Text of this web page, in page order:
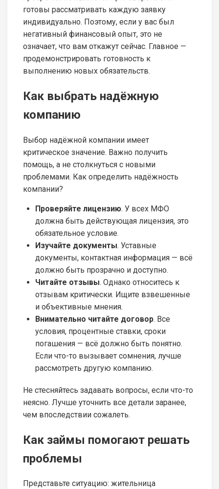
готовы рассматривать каждую заявку
индивидуально. Поэтому, если у вас был
негативный финансовый опыт, это не
означает, что вам откажут сейчас. Главное —
продемонстрировать готовность к
выполнению новых обязательств.
Как выбрать надёжную
компанию
Выбор надёжной компании имеет
критическое значение. Важно получить
помощь, а не столкнуться с новыми
проблемами. Как определить надёжность
компании?
Проверяйте лицензию. У всех МФО
должна быть действующая лицензия, это
обязательное условие.
Изучайте документы. Уставные
документы, контактная информация — всё
должно быть прозрачно и доступно.
Читайте отзывы. Однако относитесь к
отзывам критически. Ищите взвешенные
и объективные мнения.
Внимательно читайте договор. Все
условия, процентные ставки, сроки
погашения — всё должно быть понятно.
Если что-то вызывает сомнения, лучше
рассмотреть другую компанию.
Не стесняйтесь задавать вопросы, если что-то
неясно. Лучше уточнить все детали заранее,
чем впоследствии сожалеть.
Как займы помогают решать
проблемы
Представьте ситуацию: жительница